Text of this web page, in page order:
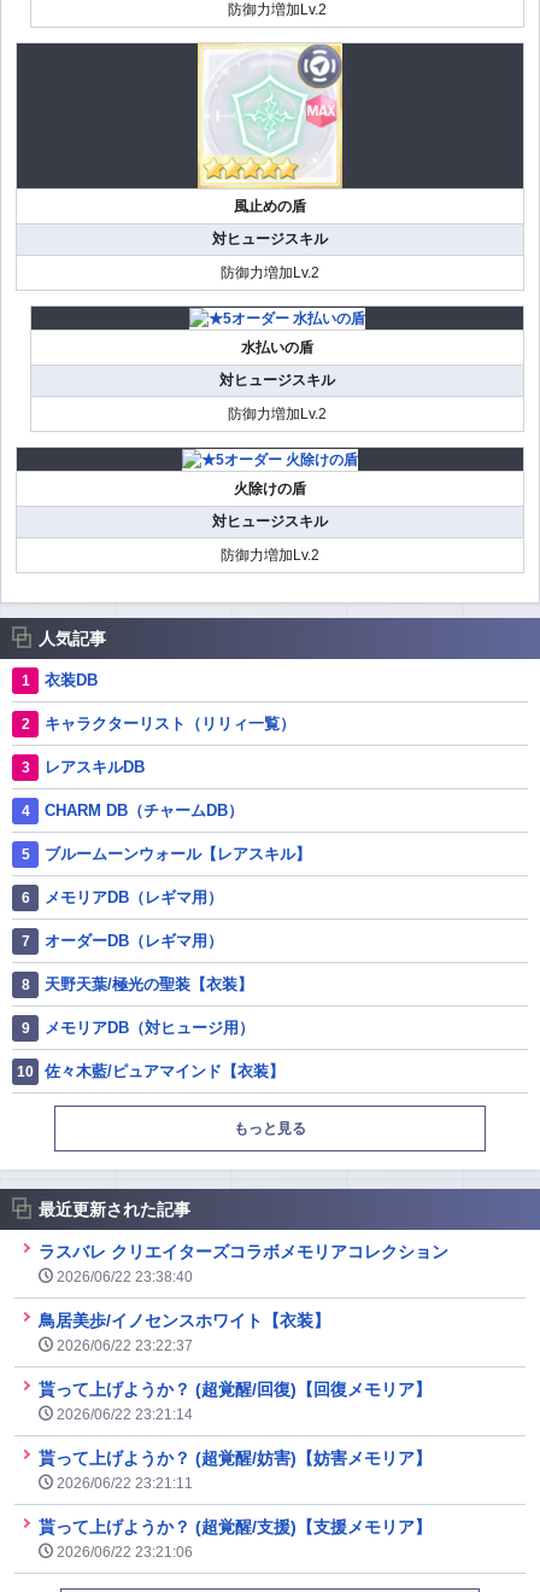
防御力増加Lv.2
風止めの盾
対ヒュージスキル
防御力増加Lv.2
水払いの盾
対ヒュージスキル
防御力増加Lv.2
火除けの盾
対ヒュージスキル
防御力増加Lv.2
人気記事
衣装DB
キャラクターリスト（リリィ一覧）
レアスキルDB
CHARM DB（チャームDB）
ブルームーンウォール【レアスキル】
メモリアDB（レギマ用）
オーダーDB（レギマ用）
天野天葉/極光の聖装【衣装】
メモリアDB（対ヒュージ用）
佐々木藍/ピュアマインド【衣装】
もっと見る
最近更新された記事
ラスバレ クリエイターズコラボメモリアコレクション
2026/06/22 23:38:40
鳥居美歩/イノセンスホワイト【衣装】
2026/06/22 23:22:37
貰って上げようか？ (超覚醒/回復)【回復メモリア】
2026/06/22 23:21:14
貰って上げようか？ (超覚醒/妨害)【妨害メモリア】
2026/06/22 23:21:11
貰って上げようか？ (超覚醒/支援)【支援メモリア】
2026/06/22 23:21:06